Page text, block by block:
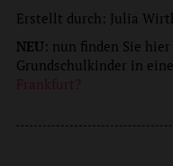
Erstellt durch: Julia
NEU: nun finden Sie
Grundschulkinder in
Frankfurt?